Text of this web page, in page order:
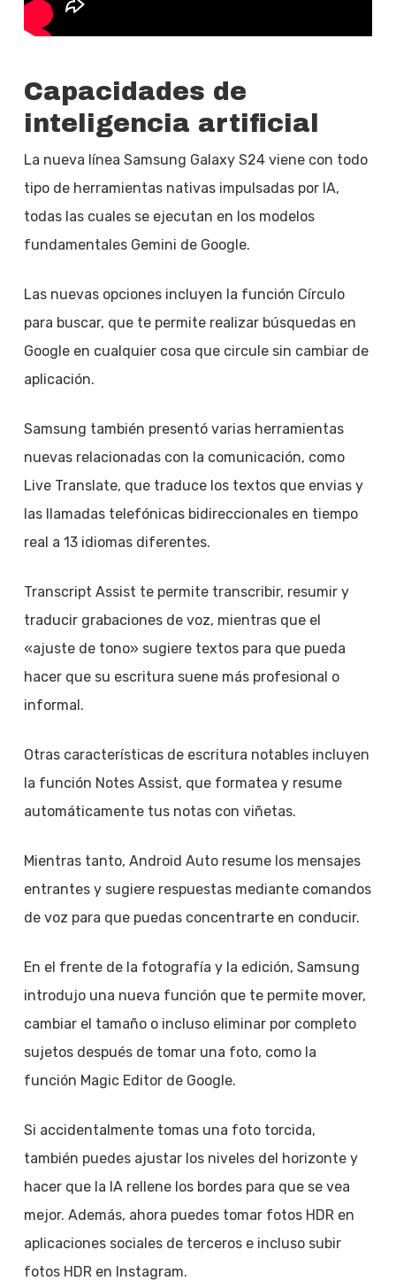
Capacidades de
inteligencia artificial
La nueva línea Samsung Galaxy S24 viene con todo
tipo de herramientas nativas impulsadas por IA,
todas las cuales se ejecutan en los modelos
fundamentales Gemini de Google.
Las nuevas opciones incluyen la función Círculo
para buscar, que te permite realizar búsquedas en
Google en cualquier cosa que circule sin cambiar de
aplicación.
Samsung también presentó varias herramientas
nuevas relacionadas con la comunicación, como
Live Translate, que traduce los textos que envias y
las llamadas telefónicas bidireccionales en tiempo
real a 13 idiomas diferentes.
Transcript Assist te permite transcribir, resumir y
traducir grabaciones de voz, mientras que el
«ajuste de tono» sugiere textos para que pueda
hacer que su escritura suene más profesional o
informal.
Otras características de escritura notables incluyen
la función Notes Assist, que formatea y resume
automáticamente tus notas con viñetas.
Mientras tanto, Android Auto resume los mensajes
entrantes y sugiere respuestas mediante comandos
de voz para que puedas concentrarte en conducir.
En el frente de la fotografía y la edición, Samsung
introdujo una nueva función que te permite mover,
cambiar el tamaño o incluso eliminar por completo
sujetos después de tomar una foto, como la
función Magic Editor de Google.
Si accidentalmente tomas una foto torcida,
también puedes ajustar los niveles del horizonte y
hacer que la IA rellene los bordes para que se vea
mejor. Además, ahora puedes tomar fotos HDR en
aplicaciones sociales de terceros e incluso subir
fotos HDR en Instagram.